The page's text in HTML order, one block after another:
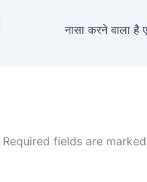
Required fields are marked